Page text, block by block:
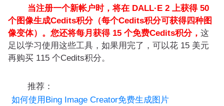
当注册一个新帐户时，将在 DALL·E 2 上获得 50
个图像生成Cedits积分（每个Cedits积分可获得四种图
像变体）。您还将每月获得 15 个免费Cedits积分， 这
足以学习使用这些工具，如果用完了，可以花 15 美元
再购买 115 个Cedits积分。
推荐：
如何使用Bing Image Creator免费生成图片